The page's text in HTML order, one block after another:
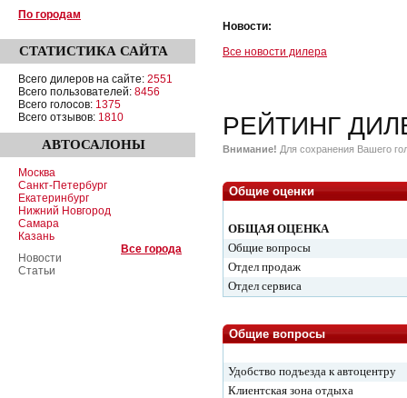
По городам
СТАТИСТИКА САЙТА
Всего дилеров на сайте: 2551
Всего пользователей: 8456
Всего голосов: 1375
Всего отзывов: 1810
АВТОСАЛОНЫ
Москва
Санкт-Петербург
Екатеринбург
Нижний Новгород
Самара
Казань
Все города
Новости
Статьи
Новости:
Все новости дилера
РЕЙТИНГ
Внимание! Для сохранения Вашего
Общие оценки
ОБЩАЯ ОЦЕНКА
Общие вопросы
Отдел продаж
Отдел сервиса
Общие вопросы
Удобство подъезда к автоцентру
Клиентская зона отдыха